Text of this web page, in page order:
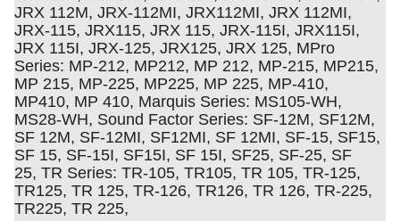
JRX 112M, JRX-112MI, JRX112MI, JRX 112MI,
JRX-115, JRX115, JRX 115, JRX-115I, JRX115I,
JRX 115I, JRX-125, JRX125, JRX 125, MPro
Series: MP-212, MP212, MP 212, MP-215, MP215,
MP 215, MP-225, MP225, MP 225, MP-410,
MP410, MP 410, Marquis Series: MS105-WH,
MS28-WH, Sound Factor Series: SF-12M, SF12M,
SF 12M, SF-12MI, SF12MI, SF 12MI, SF-15, SF15,
SF 15, SF-15I, SF15I, SF 15I, SF25, SF-25, SF
25, TR Series: TR-105, TR105, TR 105, TR-125,
TR125, TR 125, TR-126, TR126, TR 126, TR-225,
TR225, TR 225,